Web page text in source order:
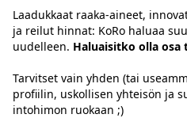
Laadukkaat raaka-aineet,
ja reilut hinnat: KoRo haluaa
uudelleen. Haluaisitko olla
Tarvitset vain yhden (tai
profiilin, uskollisen yhteisön ja
intohimon ruokaan ;)